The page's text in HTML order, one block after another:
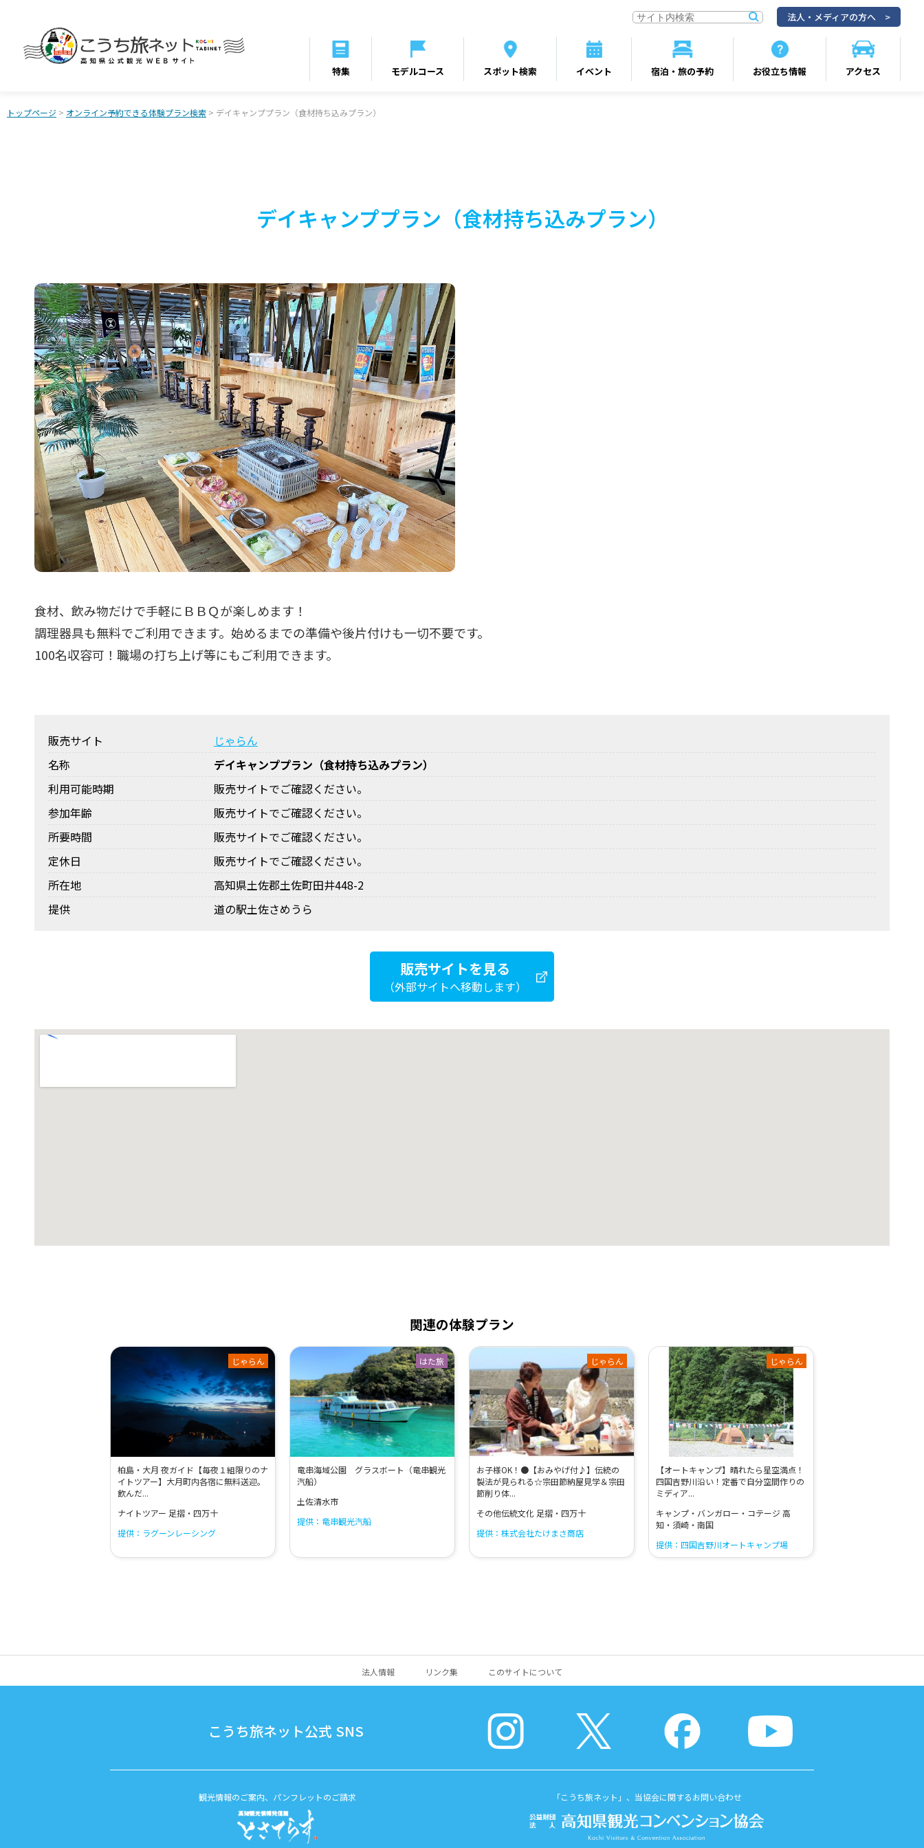
特集 モデルコース スポット検索 イベント 宿泊・旅の予約 お役立ち情報 アクセス
法人・メディアの方へ
トップページ > オンライン予約できる体験プラン検索 > デイキャンププラン（食材持ち込みプラン）
デイキャンププラン（食材持ち込みプラン）
食材、飲み物だけで手軽にＢＢＱが楽しめます！
調理器具も無料でご利用できます。始めるまでの準備や後片付けも一切不要です。
100名収容可！職場の打ち上げ等にもご利用できます。
販売サイト
じゃらん
名称
デイキャンププラン（食材持ち込みプラン）
利用可能時期
販売サイトでご確認ください。
参加年齢
販売サイトでご確認ください。
所要時間
販売サイトでご確認ください。
定休日
販売サイトでご確認ください。
所在地
高知県土佐郡土佐町田井448-2
提供
道の駅土佐さめうら
販売サイトを見る
（外部サイトへ移動します）
関連の体験プラン
柏島・大月 夜ガイド【毎夜１組限りのナ
イトツアー】大月町内各宿に無料送迎。
飲んだ...
ナイトツアー 足摺・四万十
提供：ラグーンレーシング
じゃらん
竜串海域公園 グラスボート（竜串観光
汽船）
土佐清水市
提供：竜串観光汽船
はた旅
お子様OK！●【おみやげ付♪】伝統の
製法が見られる☆宗田節納屋見学＆宗田
節削り体...
その他伝統文化 足摺・四万十
提供：株式会社たけまさ商店
じゃらん
【オートキャンプ】晴れたら星空満点！
四国吉野川沿い！定番で自分空間作りの
ミディア...
キャンプ・バンガロー・コテージ 高
知・須崎・南国
提供：四国吉野川オートキャンプ場
じゃらん
法人情報 リンク集 このサイトについて
こうち旅ネット公式 SNS
観光情報のご案内、パンフレットのご請求 「こうち旅ネット」、当協会に関するお問い合わせ